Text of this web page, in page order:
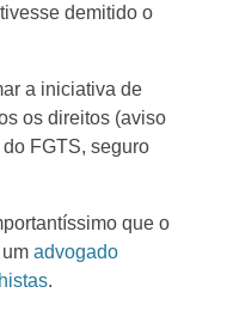
demitido o
a iniciativa de
os direitos (aviso
FGTS, seguro
que o
advogado
.